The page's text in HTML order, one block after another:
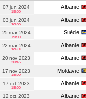
07 jun. 2024
19h00
Albanie
03 jun. 2024
20h00
Albanie
25 mar. 2024
19h00
Suède
22 mar. 2024
20h45
Albanie
20 nov. 2023
20h45
Albanie
17 nov. 2023
18h00
Moldavie
17 oct. 2023
18h00
Albanie
12 oct. 2023 Albanie